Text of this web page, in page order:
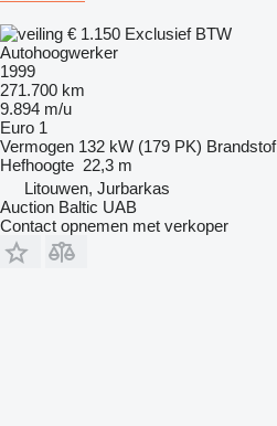
€ 1.150 Exclusief BTW
Autohoogwerker
1999
271.700 km
9.894 m/u
Euro 1
Vermogen 132 kW (179 PK) Brandstof
Hefhoogte 22,3 m
Litouwen, Jurbarkas
Auction Baltic UAB
Contact opnemen met verkoper